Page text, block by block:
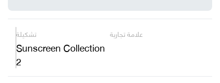
تشكيلة
Sunscreen Collection
2
علامة تجارية